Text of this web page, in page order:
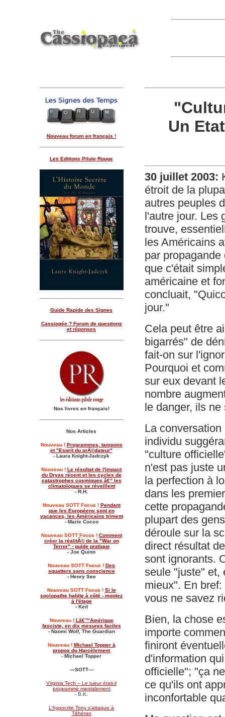
Nouveau forum en français !
Les Editions Pilule Rouge
Guide Rapide des Signes
Cassiopée ? Forum de questions
et réponses
Nos livres en français!
Nos Articles
Nouveau ! Programmes, tampons
et "Esprit du prÃ©dateur"
- Laura Knight-Jadczyk
Nouveau ! Le résultat de l'impact
du Dryas récent et les cycles de
catastrophes cosmiques â€“ les
climatologues se réveillent
- R.H.
Nouveau SOTT Focus ! Pendant
que les Européens sont en
vacances, les Américains triment
- Marie Cocco
Nouveau SOTT Focus ! Comment
créer la réalitÃ© de la "War on
Terror" - guide pratique
- Joe Quinn
Nouveau SOTT Focus ! Des
squatters sans conscience
- Henry See
Nouveau SOTT Focus ! Si le
sociopathe habite à côté - montez
à l'étage
- Keit
Nouveau ! Lâ€™Amérique
fasciste, en dix mesures faciles
- Naomi Wolf, The Guardian
Nouveau ! Michael Topper à
propos du Harcèlement
- Michael Topper
—SOTT—
Virginia Tech – Le tueur était-il
programmé mentalement
- B.K.
L'hypocrite Tony s'attaque à
Téhéran
Un
30 juillet 2003:
étroit de la
autres peuples
l'autre jour. Les
trouve,
les Américains
par
que c'était
américaine et
concluait,
jour."
Cela peut être
bigarrés" de
fait-on sur
Pourquoi et
sur eux devant
nombre
le danger, ils
La
individu
"culture
n'est pas juste
la perfection à
dans les
cette
plupart des
déroule sur la
direct résultat
sont ignorants.
seule "juste" et,
mieux". En
vous ne savez
Bien, la chose
importe
finiront
d'information
officielle"; "ça
ce qu'ils ont
inconfortable